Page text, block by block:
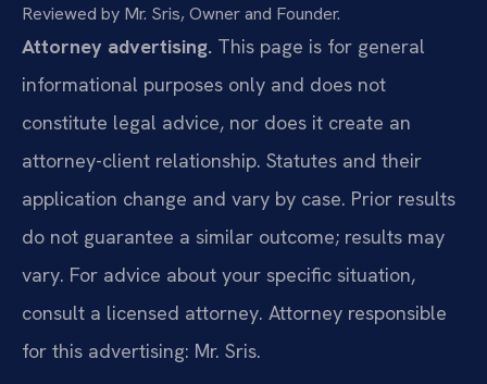
Reviewed by Mr. Sris, Owner and Founder.
Attorney advertising. This page is for general
informational purposes only and does not
constitute legal advice, nor does it create an
attorney-client relationship. Statutes and their
application change and vary by case. Prior results
do not guarantee a similar outcome; results may
vary. For advice about your specific situation,
consult a licensed attorney. Attorney responsible
for this advertising: Mr. Sris.